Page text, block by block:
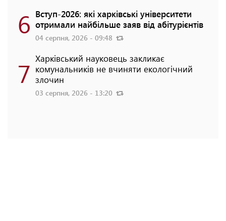
6 Вступ-2026: які харківські університети
отримали найбільше заяв від абітурієнтів
04 серпня, 2026 - 09:48
7 Харківський науковець закликає
комунальників не вчиняти екологічний
злочин
03 серпня, 2026 - 13:20